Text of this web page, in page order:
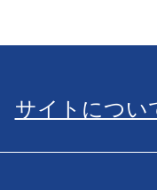
サイトについ